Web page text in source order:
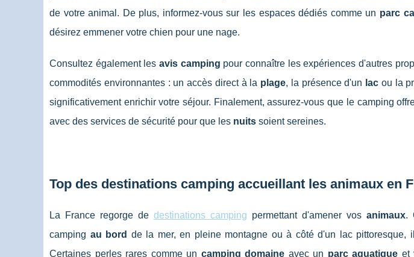
de votre animal. De plus, informez-vous sur les espaces dédiés comme un parc
désirez emmener votre chien pour une nage.
Consultez également les avis camping pour connaître les expériences d'autres
commodités environnantes : un accès direct à la plage, la présence d'un lac ou la
significativement enrichir votre séjour. Finalement, assurez-vous que le camping
avec des services de sécurité pour que les nuits soient sereines.
Top des destinations camping accueillant les animaux en
La France regorge de destinations camping permettant d'amener vos animaux.
camping au bord de la mer, en pleine montagne ou à côté d'un lac pittoresque,
Certaines perles rares comme un camping domaine avec un parc aquatique et